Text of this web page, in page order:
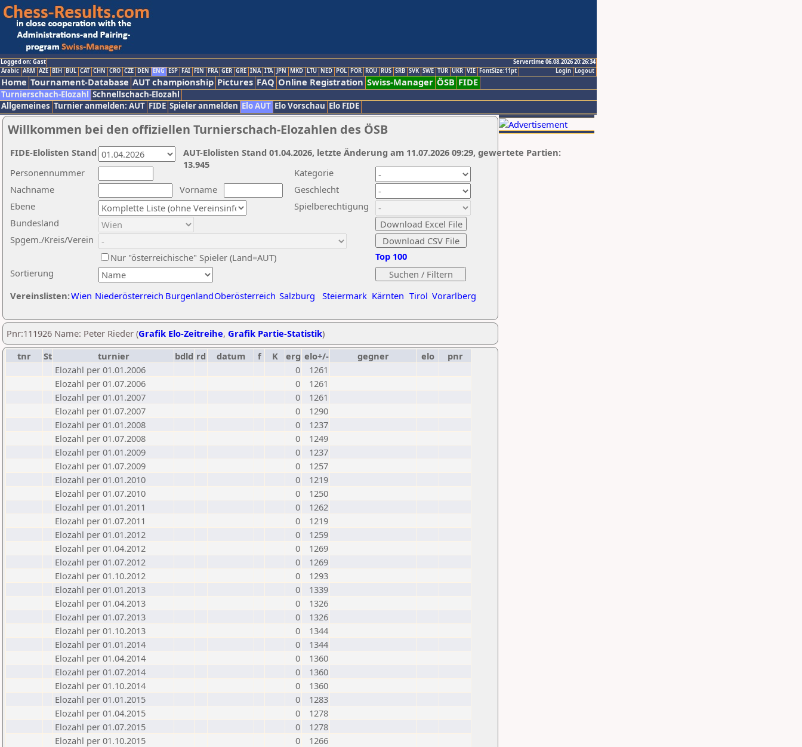
Logged on: Gast
Servertime 06.08.2026 20:26:34
Logout
Login
Arabic ARM AZE BIH BUL CAT CHN CRO CZE DEN ENG ESP FAI FIN FRA GER GRE INA ITA JPN MKD LTU NED POL POR ROU RUS SRB SVK SWE TUR UKR VIE FontSize:11pt
Home Tournament-Database AUT championship Pictures FAQ Online Registration Swiss-Manager ÖSB FIDE
Turnierschach-Elozahl Schnellschach-Elozahl
Allgemeines Turnier anmelden: AUT FIDE Spieler anmelden Elo AUT Elo Vorschau Elo FIDE
Willkommen bei den offiziellen Turnierschach-Elozahlen des ÖSB
Nachname
Vorname
Ebene
Kategorie
Sortierung
Personennummer
Bundesland
Spgem./Kreis/Verein
Geschlecht
Nur "österreichische" Spieler (Land=AUT)
Spielberechtigung
Vereinslisten:Wien Niederösterreich BurgenlandOberösterreich Salzburg Steiermark Kärnten Tirol Vorarlberg
Top 100
AUT-Elolisten Stand 01.04.2026, letzte Änderung am 11.07.2026 09:29, gewertete Partien:
13.945
FIDE-Elolisten Stand
Pnr:111926 Name: Peter Rieder (Grafik Elo-Zeitreihe, Grafik Partie-Statistik)
tnr
St turnier bdld rd datum f K erg elo+/- gegner elo
pnr
Elozahl per 01.01.2006
0
1261
Elozahl per 01.07.2006
0
1261
Elozahl per 01.01.2007
0
1261
Elozahl per 01.07.2007
0
1290
Elozahl per 01.01.2008
0
1237
Elozahl per 01.07.2008
0
1249
Elozahl per 01.01.2009
0
1237
Elozahl per 01.07.2009
0
1257
Elozahl per 01.01.2010
0
1219
Elozahl per 01.07.2010
0
1250
Elozahl per 01.01.2011
0
1262
Elozahl per 01.07.2011
0
1219
Elozahl per 01.01.2012
0
1259
Elozahl per 01.04.2012
0
1269
Elozahl per 01.07.2012
0
1269
Elozahl per 01.10.2012
0
1293
Elozahl per 01.01.2013
0
1339
Elozahl per 01.04.2013
0
1326
Elozahl per 01.07.2013
0
1326
Elozahl per 01.10.2013
0
1344
Elozahl per 01.01.2014
0
1344
Elozahl per 01.04.2014
0
1360
Elozahl per 01.07.2014
0
1360
Elozahl per 01.10.2014
0
1360
Elozahl per 01.01.2015
0
1283
Elozahl per 01.04.2015
0
1278
Elozahl per 01.07.2015
0
1278
Elozahl per 01.10.2015
0
1266